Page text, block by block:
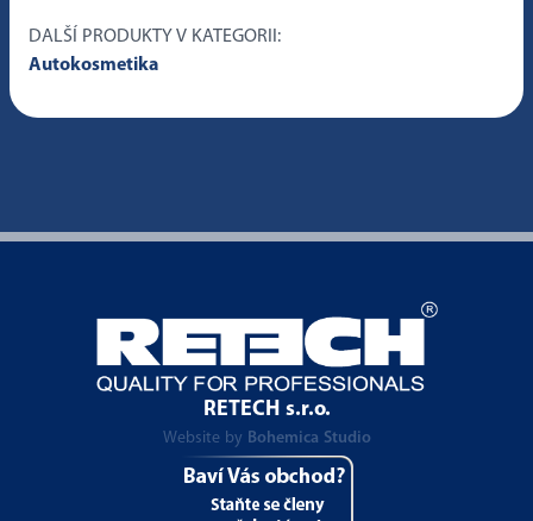
DALŠÍ PRODUKTY V KATEGORII:
Autokosmetika
RETECH s.r.o.
Website by Bohemica Studio